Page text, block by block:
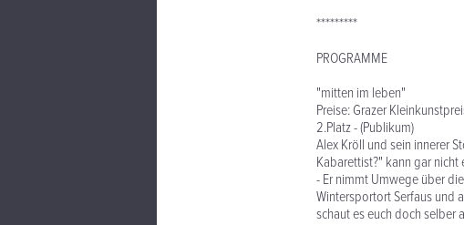
*********
PROGRAMME
"mitten im leben"
Preise: Grazer
2.Platz - (Publikum)
Alex Kröll und sein innerer
Kabarettist?" kann gar
- Er nimmt Umwege über
Wintersportort Serfaus und
schaut es euch doch selber